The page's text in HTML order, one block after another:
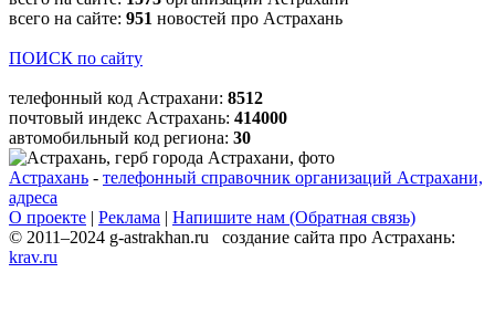
всего на сайте: 951 новостей про Астрахань
ПОИСК по сайту
телефонный код Астрахани: 8512
почтовый индекс Астрахань: 414000
автомобильный код региона: 30
Астрахань - телефонный справочник организаций Астрахани,
адреса
О проекте | Реклама | Напишите нам (Обратная связь)
© 2011–2024 g-astrakhan.ru создание сайта про Астрахань:
krav.ru